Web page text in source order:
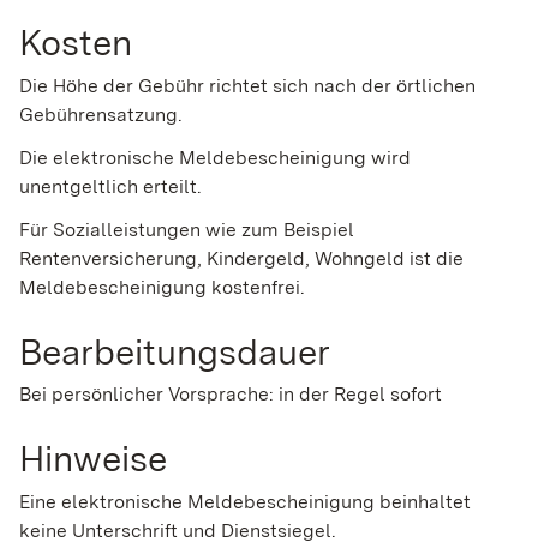
Kosten
Die Höhe der Gebühr richtet sich nach der örtlichen
Gebührensatzung.
Die elektronische Meldebescheinigung wird
unentgeltlich erteilt.
Für Sozialleistungen wie zum Beispiel
Rentenversicherung, Kindergeld, Wohngeld ist die
Meldebescheinigung kostenfrei.
Bearbeitungsdauer
Bei persönlicher Vorsprache: in der Regel sofort
Hinweise
Eine elektronische Meldebescheinigung beinhaltet
keine Unterschrift und Dienstsiegel.